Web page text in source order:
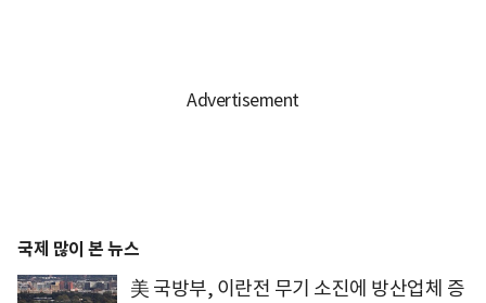
국제 많이 본 뉴스
美 국방부, 이란전 무기 소진에 방산업체 증